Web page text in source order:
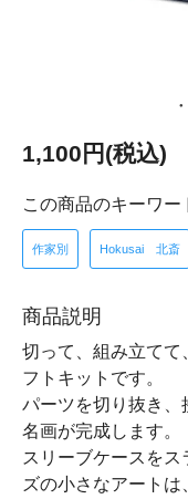
1,100円(税込)
この商品のキーワー
作家別 Hokusai 北斎
商品説明
切って、組み立てて
フトキットです。
パーツを切り抜き、
名画が完成します。
スリーブケースを
ズの小さなアートは